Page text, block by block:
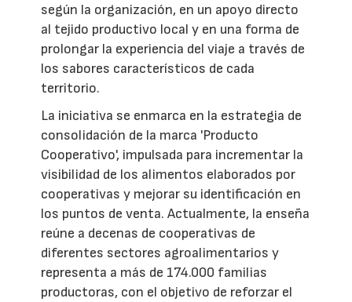
según la organización, en un apoyo directo
al tejido productivo local y en una forma de
prolongar la experiencia del viaje a través de
los sabores característicos de cada
territorio.
La iniciativa se enmarca en la estrategia de
consolidación de la marca 'Producto
Cooperativo', impulsada para incrementar la
visibilidad de los alimentos elaborados por
cooperativas y mejorar su identificación en
los puntos de venta. Actualmente, la enseña
reúne a decenas de cooperativas de
diferentes sectores agroalimentarios y
representa a más de 174.000 familias
productoras, con el objetivo de reforzar el